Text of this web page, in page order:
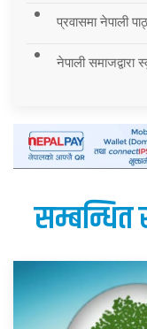
प्रवासमा नेपाली
नेपाली